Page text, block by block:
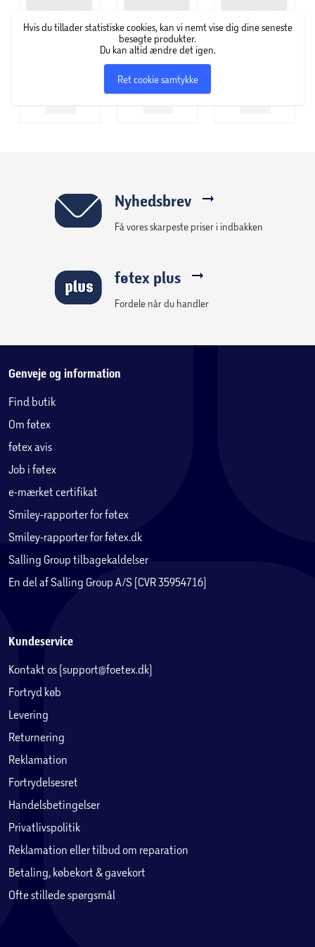
Hvis du tillader statistiske cookies, kan vi nemt vise dig dine seneste
besøgte produkter.
Du kan altid ændre det igen.
Ret cookie samtykke
Nyhedsbrev
Få vores skarpeste priser i indbakken
føtex plus
Fordele når du handler
Genveje og information
Find butik
Om føtex
føtex avis
Job i føtex
e-mærket certifikat
Smiley-rapporter for føtex
Smiley-rapporter for føtex.dk
Salling Group tilbagekaldelser
En del af Salling Group A/S (CVR 35954716)
Kundeservice
Kontakt os (support@foetex.dk)
Fortryd køb
Levering
Returnering
Reklamation
Fortrydelsesret
Handelsbetingelser
Privatlivspolitik
Reklamation eller tilbud om reparation
Betaling, købekort & gavekort
Ofte stillede spørgsmål